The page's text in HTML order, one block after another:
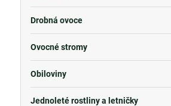
Drobná ovoce
Ovocné stromy
Obiloviny
Jednoleté rostliny a letničky